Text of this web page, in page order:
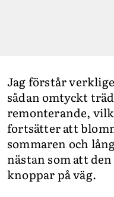
Jag förstår
sådan omtyckt
remonterande,
fortsätter att
sommaren och
nästan som att
knoppar på väg.